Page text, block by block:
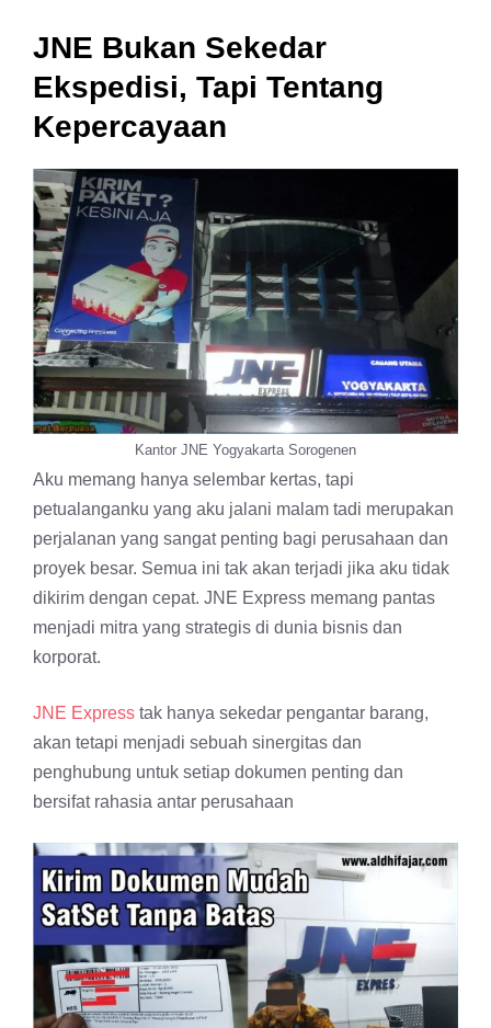
JNE Bukan Sekedar
Ekspedisi, Tapi Tentang
Kepercayaan
Kantor JNE Yogyakarta Sorogenen
Aku memang hanya selembar kertas, tapi
petualanganku yang aku jalani malam tadi merupakan
perjalanan yang sangat penting bagi perusahaan dan
proyek besar. Semua ini tak akan terjadi jika aku tidak
dikirim dengan cepat. JNE Express memang pantas
menjadi mitra yang strategis di dunia bisnis dan
korporat.
JNE Express tak hanya sekedar pengantar barang,
akan tetapi menjadi sebuah sinergitas dan
penghubung untuk setiap dokumen penting dan
bersifat rahasia antar perusahaan